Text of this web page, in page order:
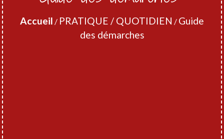
Accueil / PRATIQUE / QUOTIDIEN / Guide
des démarches